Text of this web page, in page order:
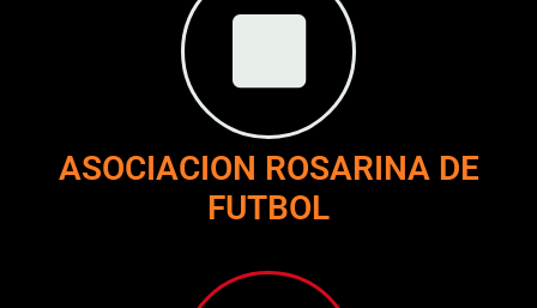
ASOCIACION ROSARINA DE
FUTBOL